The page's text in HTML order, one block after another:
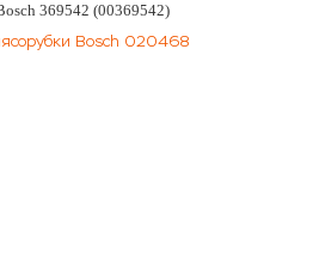
369542 (00369542)